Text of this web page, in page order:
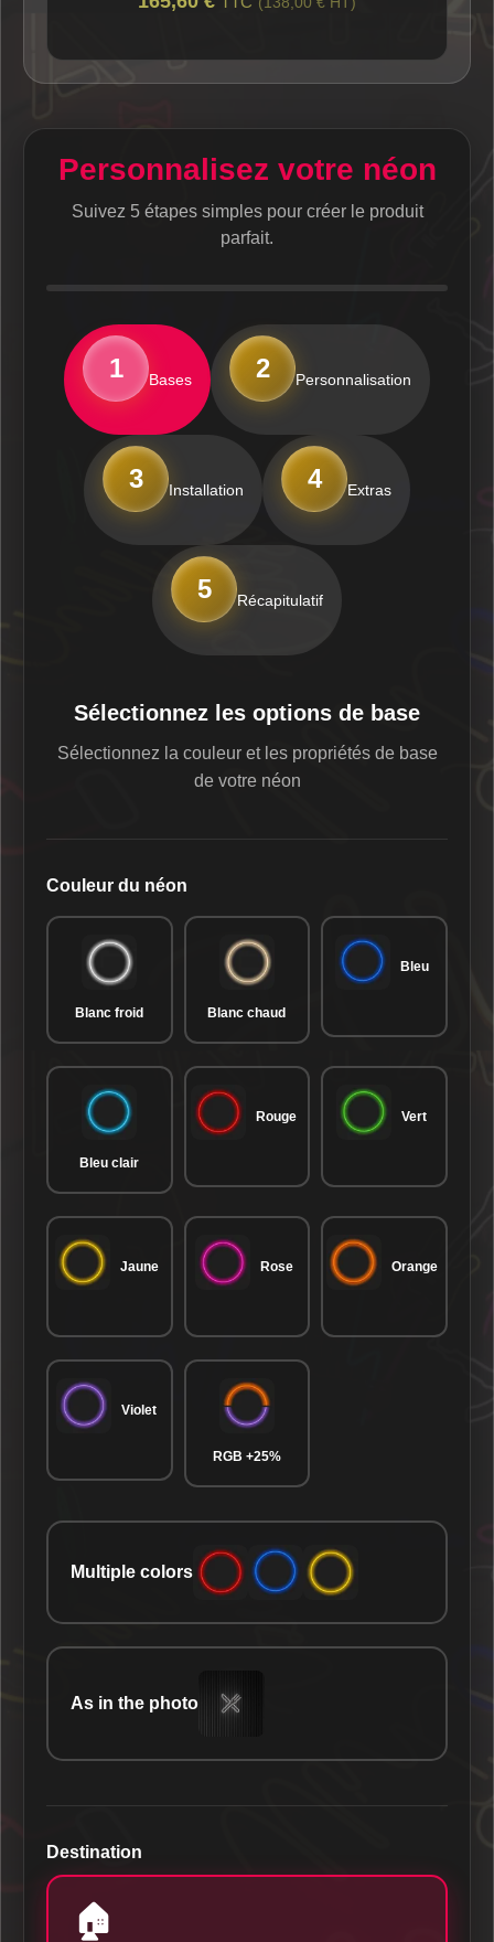
Personnalisez votre néon
Suivez 5 étapes simples pour créer le produit
parfait.
1 Bases 2 Personnalisation
3 Installation 4 Extras
5 Récapitulatif
Sélectionnez les options de base
Sélectionnez la couleur et les propriétés de base
de votre néon
Couleur du néon
Blanc froid Blanc chaud
Bleu
Bleu clair
Rouge Vert
Jaune Rose Orange
Violet
RGB +25%
Multiple colors
As in the photo
Destination
🏠